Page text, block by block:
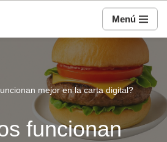
Menú
mejor en la carta digital?
funcionan